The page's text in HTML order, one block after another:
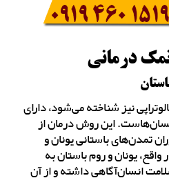
نمک درمانی
نیز شناخته می‌شود، دارای
این روش درمان از
تمدن‌های باستانی یونان و
یونان و روم باستان به
انسان‌آگاهی داشته و از آن